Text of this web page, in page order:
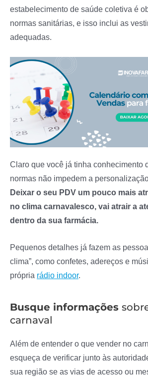
estabelecimento de saúde coletiva é
normas sanitárias, e isso inclui as
adequadas.
Claro que você já tinha conhecimento
normas não impedem a
Deixar o seu PDV um pouco mais
no clima carnavalesco, vai atrair a
dentro da sua farmácia.
Pequenos detalhes já fazem as
clima”, como confetes, adereços e
própria rádio indoor.
Busque informações
carnaval
Além de entender o que vender no
esqueça de verificar junto às
sua região se as vias de acesso ou